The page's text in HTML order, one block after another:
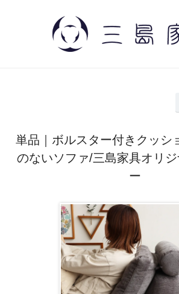
単品｜ボルスター付きクッシ
のないソファ/三島家具オリジ
ー